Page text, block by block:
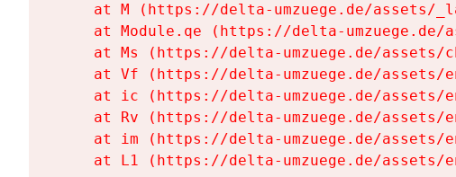
at M (https://delta-umzuege.de/assets/
at Module.qe (https://delta-umzuege.de/
at Ms (https://delta-umzuege.de/assets/
at Vf (https://delta-umzuege.de/assets/
at ic (https://delta-umzuege.de/assets/
at Rv (https://delta-umzuege.de/assets/
at im (https://delta-umzuege.de/assets/
at L1 (https://delta-umzuege.de/assets/